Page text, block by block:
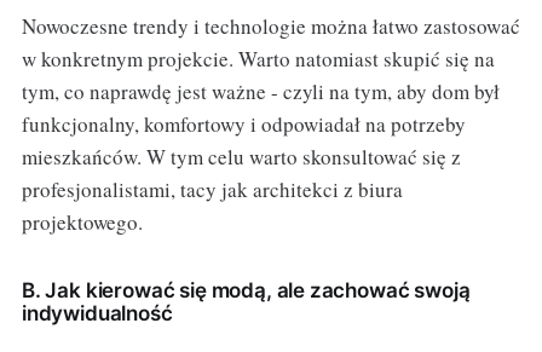
Nowoczesne trendy i technologie można łatwo zastosować
w konkretnym projekcie. Warto natomiast skupić się na
tym, co naprawdę jest ważne - czyli na tym, aby dom był
funkcjonalny, komfortowy i odpowiadał na potrzeby
mieszkańców. W tym celu warto skonsultować się z
profesjonalistami, tacy jak architekci z biura
projektowego.
B. Jak kierować się modą, ale zachować swoją
indywidualność